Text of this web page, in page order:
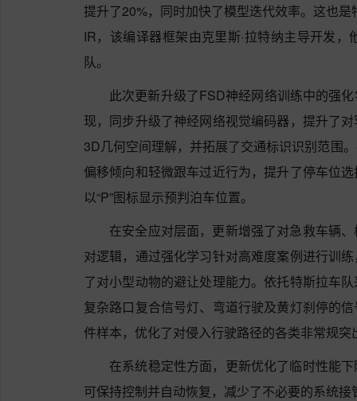
提升了20%，同时加快了模型迭代效率。这也
IR，该编译器框架由克里斯·拉特纳主导开发
队。
此次更新升级了FSD神经网络训练中的强
现，同步升级了神经网络视觉编码器，提升了
3D几何空间理解，并拓展了交通标识识别范围
偏移倾向和轻微跟车过近行为，提升了停车位
以“P”图标显示预判泊车位置。
在安全应对层面，更新增强了对急救车辆
对逻辑，通过强化学习针对高难度案例进行训
了对小型动物的避让处理能力。依托特斯拉车
复杂路口复合信号灯、弯道行驶及黄灯刹停的
件样本，优化了对侵入行驶路径的各类非常规
在系统稳定性方面，更新优化了临时性能
可保持控制并自动恢复，减少了不必要的系统接